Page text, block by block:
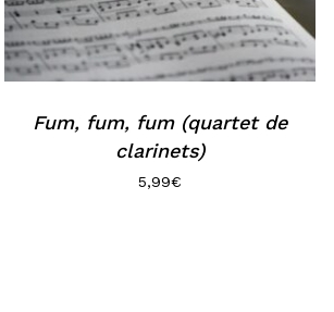
Fum, fum, fum (quartet de
clarinets)
5,99€